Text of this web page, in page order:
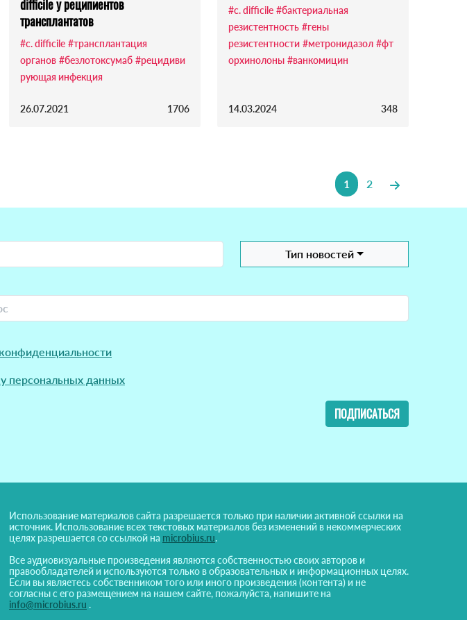
difficile у реципиентов
трансплантатов
#c. difficile #трансплантация
органов #безлотоксумаб #рецидиви
рующая инфекция
26.07.2021 1706
#c. difficile #бактериальная
резистентность #гены
резистентности #метронидазол #фт
орхинолоны #ванкомицин
14.03.2024 348
1 2
Тип новостей
персональных данных
ПОДПИСАТЬСЯ
Использование материалов сайта разрешается только при наличии активной ссылки на
источник. Использование всех текстовых материалов без изменений в некоммерческих
целях разрешается со ссылкой на microbius.ru.
Все аудиовизуальные произведения являются собственностью своих авторов и
правообладателей и используются только в образовательных и информационных целях.
Если вы являетесь собственником того или иного произведения (контента) и не
согласны с его размещением на нашем сайте, пожалуйста, напишите на
info@microbius.ru .